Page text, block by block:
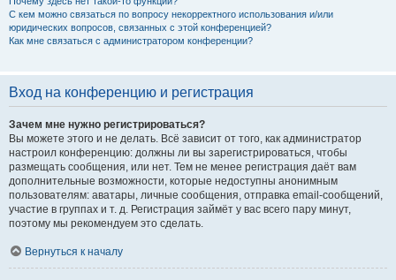
С кем можно связаться по вопросу некорректного использования и/или
юридических вопросов, связанных с этой конференцией?
Как мне связаться с администратором конференции?
Вход на конференцию и регистрация
Зачем мне нужно регистрироваться?
Вы можете этого и не делать. Всё зависит от того, как администратор
настроил конференцию: должны ли вы зарегистрироваться, чтобы
размещать сообщения, или нет. Тем не менее регистрация даёт вам
дополнительные возможности, которые недоступны анонимным
пользователям: аватары, личные сообщения, отправка email-сообщений,
участие в группах и т. д. Регистрация займёт у вас всего пару минут,
поэтому мы рекомендуем это сделать.
Вернуться к началу